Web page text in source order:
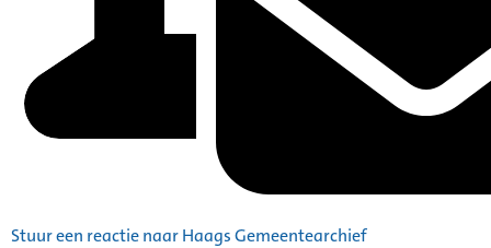
Stuur een reactie naar Haags Gemeentearchief